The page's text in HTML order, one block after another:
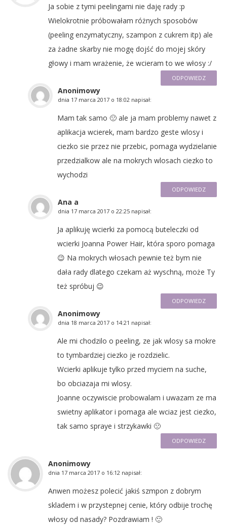
Ja sobie z tymi peelingami nie daję rady :p
Wielokrotnie próbowałam różnych sposobów
(peeling enzymatyczny, szampon z cukrem itp) ale
za żadne skarby nie mogę dojść do mojej skóry
głowy i mam wrażenie, że wcieram to we włosy :/
ODPOWIEDZ
Anonimowy
dnia 17 marca 2017 o 18:02 napisał:
Mam tak samo 🙁 ale ja mam problemy nawet z
aplikacja wcierek, mam bardzo geste wlosy i
ciezko sie przez nie przebic, pomaga wydzielanie
przedzialkow ale na mokrych wlosach ciezko to
wychodzi
ODPOWIEDZ
Ana a
dnia 17 marca 2017 o 22:25 napisał:
Ja aplikuję wcierki za pomocą buteleczki od
wcierki Joanna Power Hair, która sporo pomaga
😉 Na mokrych włosach pewnie też bym nie
dała rady dlatego czekam aż wyschną, może Ty
też spróbuj 😉
ODPOWIEDZ
Anonimowy
dnia 18 marca 2017 o 14:21 napisał:
Ale mi chodzilo o peeling, ze jak wlosy sa mokre
to tymbardziej ciezko je rozdzielic.
Wcierki aplikuje tylko przed myciem na suche,
bo obciazaja mi wlosy.
Joanne oczywiscie probowalam i uwazam ze ma
swietny aplikator i pomaga ale wciaz jest ciezko,
tak samo spraye i strzykawki 🙁
ODPOWIEDZ
Anonimowy
dnia 17 marca 2017 o 16:12 napisał:
Anwen możesz polecić jakiś szmpon z dobrym
skladem i w przystepnej cenie, który odbije trochę
włosy od nasady? Pozdrawiam ! 🙂